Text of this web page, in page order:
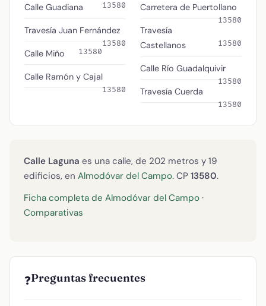
Calle Guadiana 13580
Travesía Juan Fernández
13580
Calle Miño 13580
Calle Ramón y Cajal
13580
Carretera de Puertollano
13580
Travesía
Castellanos
13580
Calle Río Guadalquivir
13580
Travesía Cuerda
13580
Calle Laguna es una calle, de 202 metros y 19
edificios, en Almodóvar del Campo. CP 13580.
Ficha completa de Almodóvar del Campo ·
Comparativas
❓Preguntas frecuentes